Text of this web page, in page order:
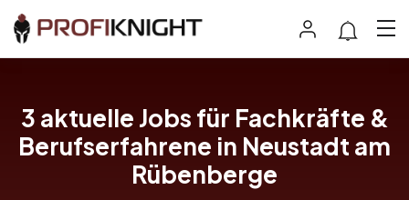
3 aktuelle Jobs für Fachkräfte &
Berufserfahrene in Neustadt am
Rübenberge